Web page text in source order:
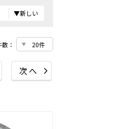
▼新しい
：
次へ